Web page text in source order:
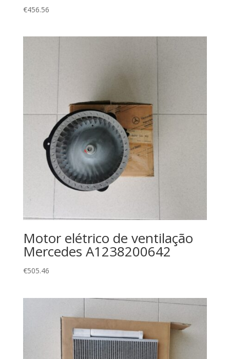
€456.56
Motor elétrico de ventilação
Mercedes A1238200642
€505.46